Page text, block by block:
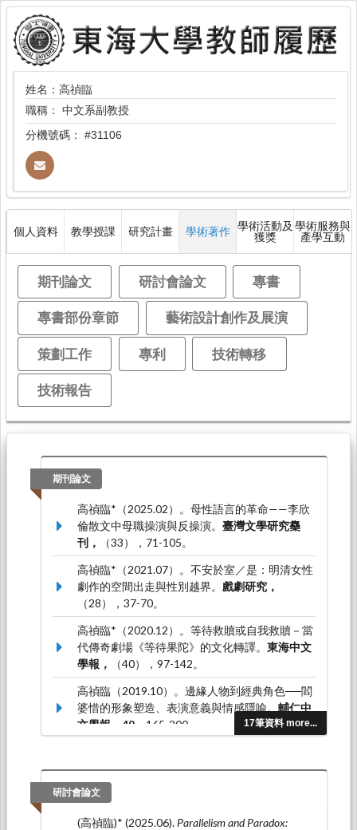
姓名：高禎臨
職稱： 中文系副教授
分機號碼： #31106
個人資料 教學授課 研究計畫 學術著作 學術活動及
獲獎
學術服務與
產學互動
期刊論文 研討會論文 專書
專書部份章節 藝術設計創作及展演
策劃工作 專利 技術轉移
技術報告
期刊論文
17筆資料 more...
高禎臨*（2025.02）。母性語言的革命——李欣
倫散文中母職操演與反操演。 臺灣文學研究雧
刊，
（33），71-105。
高禎臨*（2021.07）。不安於室／是：明清女性
劇作的空間出走與性別越界。 戲劇研究，
（28），37-70。
高禎臨*（2020.12）。等待救贖或自我救贖－當
代傳奇劇場《等待果陀》的文化轉譯。 東海中文
學報，
（40），97-142。
高禎臨（2019.10）。邊緣人物到經典角色──閻
婆惜的形象塑造、表演意義與情感隱喻。 輔仁中
文學報，49 ，165-200。
中的時間藝術與生命體悟。臺北大學中文學報，
26，281-321。
研討會論文
(高禎臨)* (2025.06). Parallelism and Paradox: